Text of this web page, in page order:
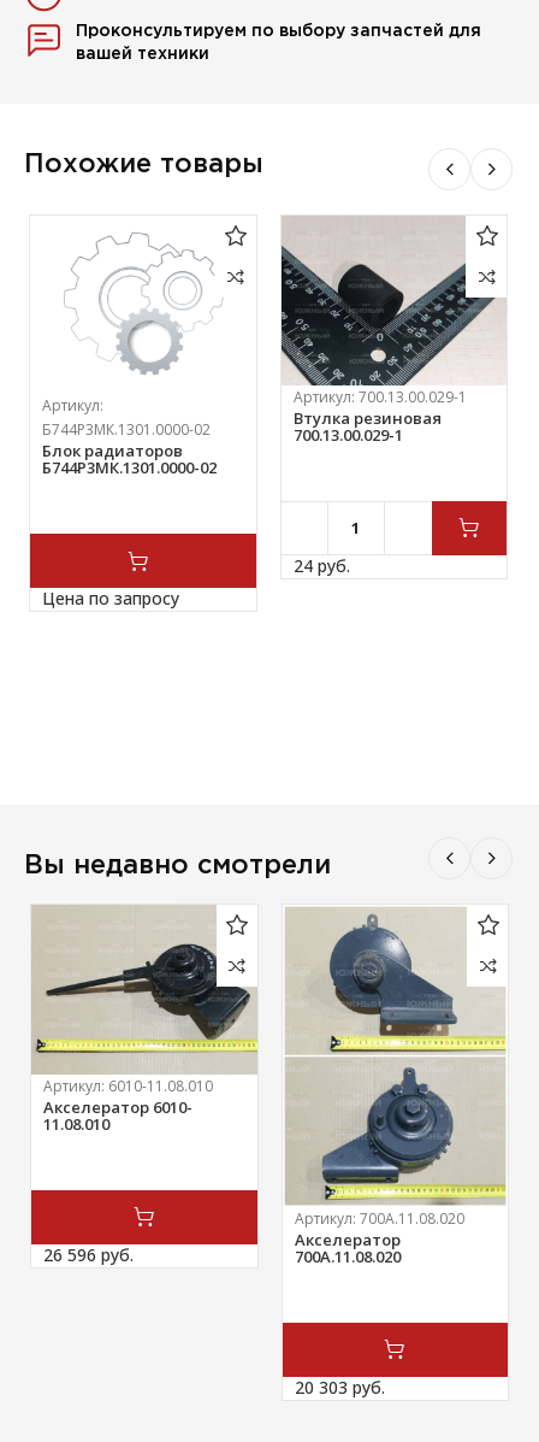
Проконсультируем по выбору запчастей для
вашей техники
Похожие товары
Артикул:
Б744Р3МК.1301.0000-02
Блок радиаторов
Б744Р3МК.1301.0000-02
Цена по запросу
Артикул: 700.13.00.029-1
Втулка резиновая
700.13.00.029-1
24 руб.
Вы недавно смотрели
Артикул: 6010-11.08.010
Акселератор 6010-
11.08.010
26 596 руб.
Артикул: 700А.11.08.020
Акселератор
700А.11.08.020
20 303 руб.